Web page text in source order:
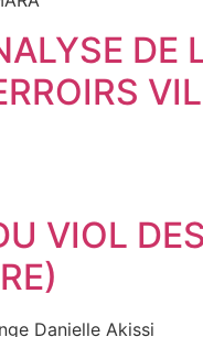
DE
VIOL
Danielle Akissi